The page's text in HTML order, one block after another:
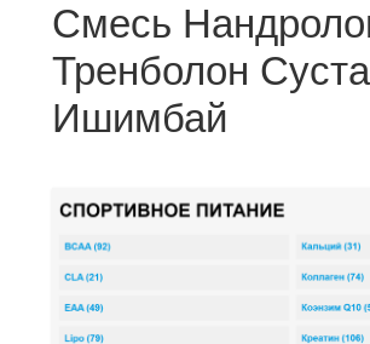
Смесь
Тренболон
Ишимбай